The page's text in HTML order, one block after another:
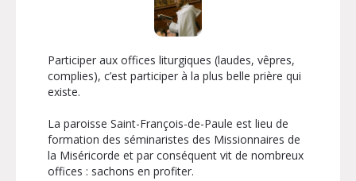
Participer aux offices liturgiques (laudes, vêpres,
complies), c’est participer à la plus belle prière qui
existe.
La paroisse Saint-François-de-Paule est lieu de
formation des séminaristes des Missionnaires de
la Miséricorde et par conséquent vit de nombreux
offices : sachons en profiter.